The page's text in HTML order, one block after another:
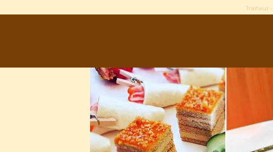
Traiteur -